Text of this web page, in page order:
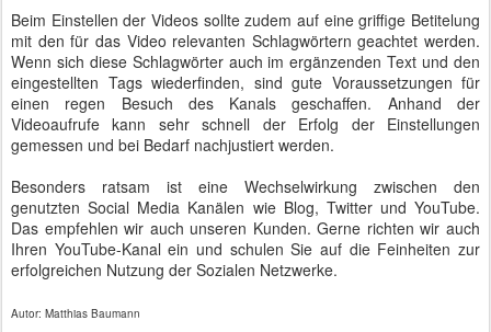
Beim Einstellen der Videos sollte zudem auf eine griffige Betitelung
mit den für das Video relevanten Schlagwörtern geachtet werden.
Wenn sich diese Schlagwörter auch im ergänzenden Text und den
eingestellten Tags wiederfinden, sind gute Voraussetzungen für
einen regen Besuch des Kanals geschaffen. Anhand der
Videoaufrufe kann sehr schnell der Erfolg der Einstellungen
gemessen und bei Bedarf nachjustiert werden.
Besonders ratsam ist eine Wechselwirkung zwischen den
genutzten Social Media Kanälen wie Blog, Twitter und YouTube.
Das empfehlen wir auch unseren Kunden. Gerne richten wir auch
Ihren YouTube-Kanal ein und schulen Sie auf die Feinheiten zur
erfolgreichen Nutzung der Sozialen Netzwerke.
Autor: Matthias Baumann